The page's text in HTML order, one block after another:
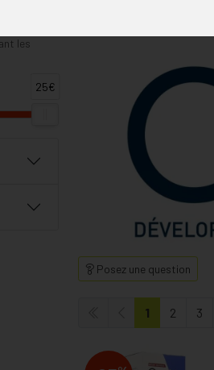
Posez une question
1 2 3
les
25€